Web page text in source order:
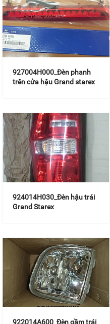
927004H000_Đèn phanh
trên cửa hậu Grand starex
924014H030_Đèn hậu trái
Grand Starex
922014A600_Đèn gầm trái